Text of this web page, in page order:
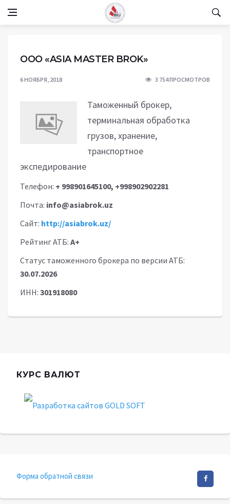
OOO «ASIA MASTER BROK»
6 НОЯБРЯ, 2018 3 754 ПРОСМОТРОВ
Таможенный брокер,
терминальная обработка
грузов, хранение,
транспортное
экспедирование
Телефон: + 998901645100, +998902902281
Почта: info@asiabrok.uz
Сайт: http://asiabrok.uz/
Рейтинг АТБ: A+
Статус таможенного брокера по версии АТБ:
30.07.2026
ИНН: 301918080
КУРС ВАЛЮТ
Форма обратной связи